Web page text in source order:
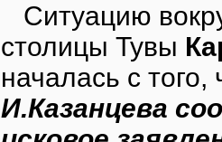
Ситуацию
столицы Тувы
началась с того,
И.Казанцева